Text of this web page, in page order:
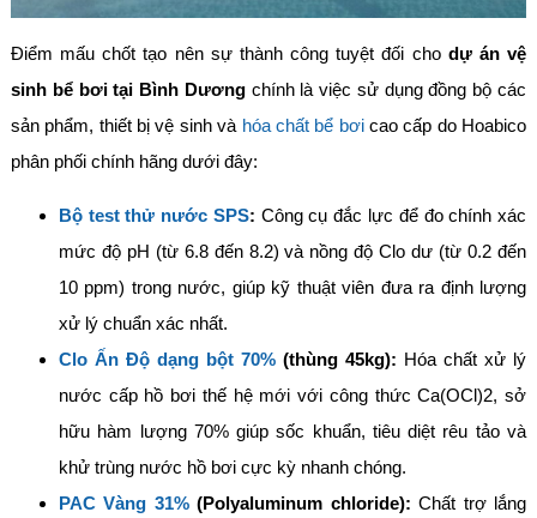
Điểm mấu chốt tạo nên sự thành công tuyệt đối cho dự án vệ
sinh bể bơi tại Bình Dươngchính là việc sử dụng đồng bộ các
sản phẩm, thiết bị vệ sinh và hóa chất bể bơicao cấp do Hoabico
phân phối chính hãng dưới đây:
Bộ test thử nước SPS: Công cụ đắc lực để đo chính xác
mức độ pH (từ 6.8 đến 8.2) và nồng độ Clo dư (từ 0.2 đến
10 ppm) trong nước, giúp kỹ thuật viên đưa ra định lượng
xử lý chuẩn xác nhất.
Clo Ấn Độ dạng bột 70% (thùng 45kg): Hóa chất xử lý
nước cấp hồ bơi thế hệ mới với công thức Ca(OCl)2, sở
hữu hàm lượng 70% giúp sốc khuẩn, tiêu diệt rêu tảo và
khử trùng nước hồ bơi cực kỳ nhanh chóng.
PAC Vàng 31%(Polyaluminum chloride): Chất trợ lắng